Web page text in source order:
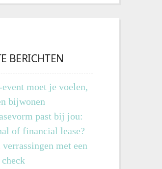
BERICHTEN
event moet je voelen,
bijwonen
past bij jou:
of financial lease?
met een